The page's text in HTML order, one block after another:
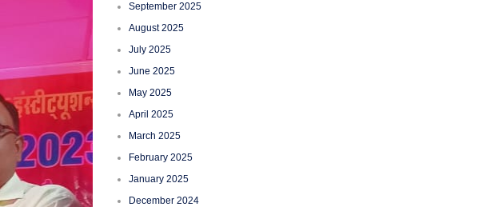
September 2025
August 2025
July 2025
June 2025
May 2025
April 2025
March 2025
February 2025
January 2025
December 2024